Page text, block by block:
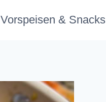
Vorspeisen & Snacks